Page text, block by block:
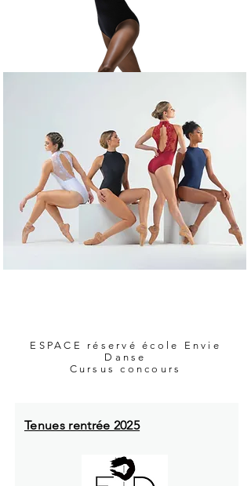
ESPACE réservé école Envie
Danse
Cursus concours
Tenues rentrée 2025